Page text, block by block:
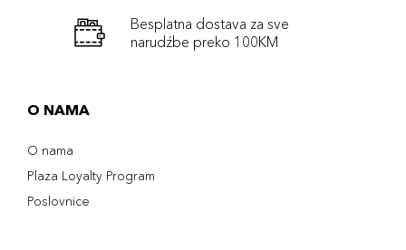
Besplatna dostava za sve
narudźbe preko 100KM
O NAMA
O nama
Plaza Loyalty Program
Poslovnice